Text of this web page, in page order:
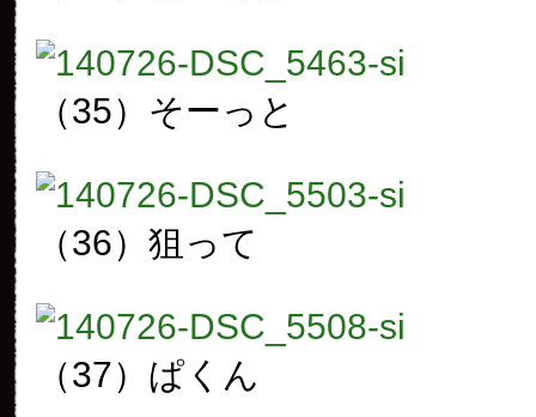
（35）そーっと
（36）狙って
（37）ぱくん